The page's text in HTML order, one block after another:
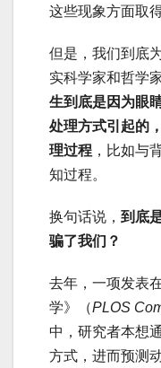
这些现象方面取
但是，我们到底
实科学家和哲学
生到底是因为眼
处理方式引起的
理过程 ，比如与
知过程。
换句话说， 到底
骗了我们？
去年，一项发表
学》（PLOS
中，研究者本想
方式，进而预测